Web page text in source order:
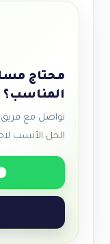
محتاج
المناسب؟
تواصل مع فريق
الحل الأنسب